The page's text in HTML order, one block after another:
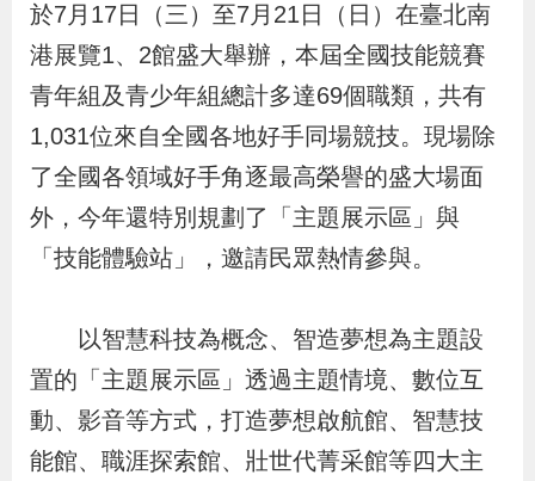
民
服
務
業
務
上
申
辦
於7月17日（三）至7月21日（日）在臺北南
港展覽1、2館盛大舉辦，本屆全國技能競賽
青年組及青少年組總計多達69個職類，共有
1,031位來自全國各地好手同場競技。現場除
了全國各領域好手角逐最高榮譽的盛大場面
外，今年還特別規劃了「主題展示區」與
「技能體驗站」，邀請民眾熱情參與。
以智慧科技為概念、智造夢想為主題設
置的「主題展示區」透過主題情境、數位互
動、影音等方式，打造夢想啟航館、智慧技
能館、職涯探索館、壯世代菁采館等四大主